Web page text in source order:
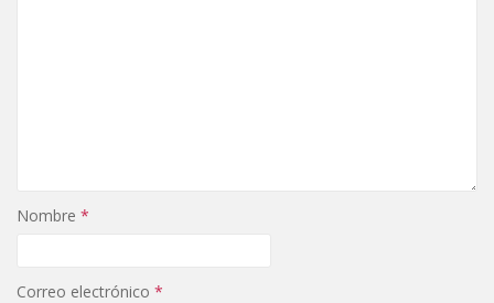
Nombre *
Correo electrónico *